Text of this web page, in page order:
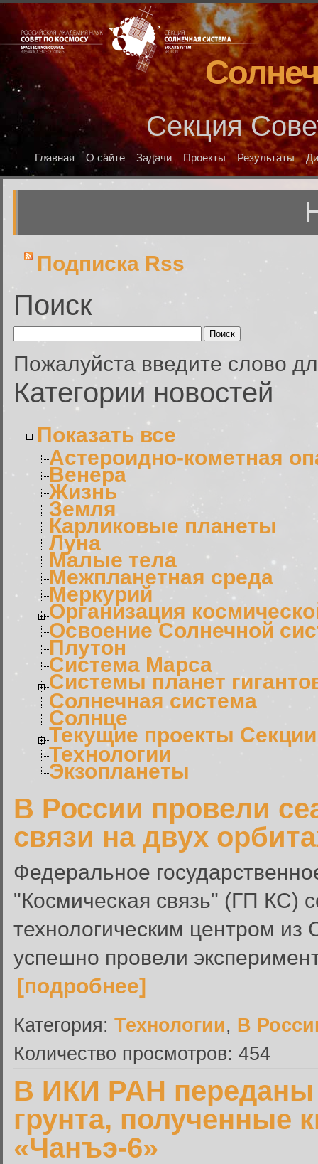
Секция
Главная О сайте Задачи Проекты Результаты
Подписка Rss
Поиск
Пожалуйста введите слово
Категории новостей
Показать все
Астероидно-кометная
Венера
Жизнь
Земля
Карликовые планеты
Луна
Малые тела
Межпланетная среда
Меркурий
Организация
Освоение Солнечной
Плутон
Система Марса
Системы планет
Солнечная система
Солнце
Текущие проекты Секции
Технологии
Экзопланеты
В России провели
связи на двух
Федеральное
"Космическая связь" (ГП КС)
технологическим центром
успешно провели
[подробнее]
Категория: Технологии, В
Количество просмотров: 454
В ИКИ РАН переданы
грунта, полученные
«Чанъэ-6»